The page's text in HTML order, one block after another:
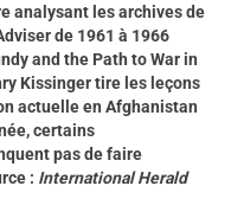
analysant les archives de
de 1961 à 1966
and the Path to War in
Kissinger tire les leçons
actuelle en Afghanistan
certains
pas de faire
: International Herald